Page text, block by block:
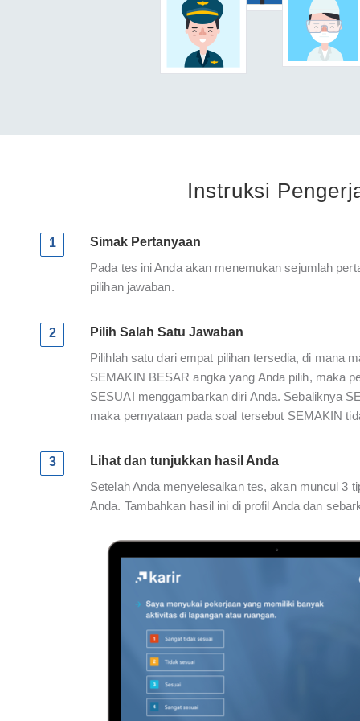
Instruksi
1
Simak Pertanyaan
Pada tes ini Anda akan menemukan sejumlah
pilihan jawaban.
2
Pilih Salah Satu Jawaban
Pilihlah satu dari empat pilihan tersedia, di mana
SEMAKIN BESAR angka yang Anda pilih, maka
SESUAI menggambarkan diri Anda. Sebaliknya
maka pernyataan pada soal tersebut SEMAKIN
3
Lihat dan tunjukkan hasil Anda
Setelah Anda menyelesaikan tes, akan muncul 3
Anda. Tambahkan hasil ini di profil Anda dan